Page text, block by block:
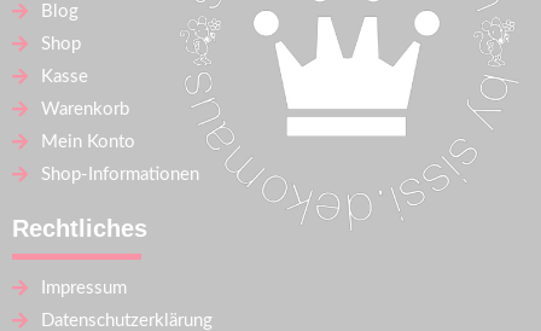
Blog
Shop
Kasse
Warenkorb
Mein Konto
Shop-Informationen
Rechtliches
Impressum
Datenschutzerklärung